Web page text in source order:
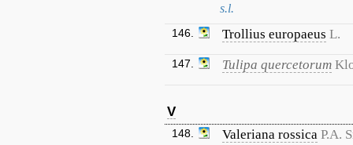
s.l.
146. Trollius europaeus L.
147. Tulipa quercetorum
V
148. Valeriana rossica P.A.